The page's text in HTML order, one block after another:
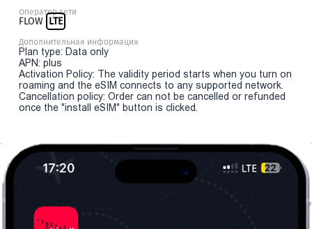
Оператор сети
FLOW LTE
Дополнительная информация
Plan type: Data only
APN: plus
Activation Policy: The validity period starts when you turn on
roaming and the eSIM connects to any supported network.
Cancellation policy: Order can not be cancelled or refunded
once the "install eSIM" button is clicked.